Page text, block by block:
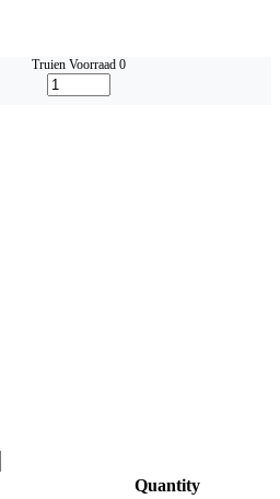
Truien Voorraad 0
Quantity